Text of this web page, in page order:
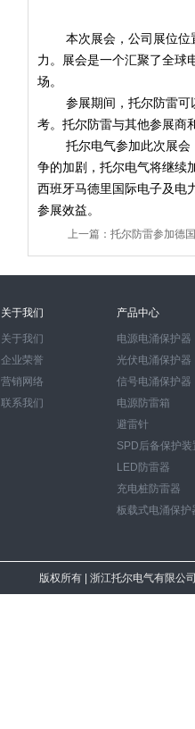
本次展会，公司展位位
力。展会是一个汇聚了全球
场。
参展期间，托尔防雷
考。托尔防雷与其他参展商
托尔电气参加此次展
争的加剧，托尔电气将继续
西班牙马德里国际电子及电
参展效益。
上一篇： 托尔防雷参加德
关于我们
关于我们
企业荣誉
营销网络
联系我们
产品中心
电源电涌保护器
光伏电涌保护器
信号电涌保护器
电源防雷箱
避雷针
SPD后备保护装
LED防雷器
充电桩防雷器
板载式电涌保护
版权所有| 浙江托尔电气有限公